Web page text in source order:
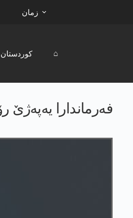
زمان
کوردستان ⌂
فه‌رماندارا